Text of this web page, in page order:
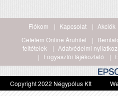
Fiókom Kapcsolat Akciók
Cetelem Online Áruhitel
feltételek
Adatvédelmi
Fogyasztói tájékoztató
Copyright 2022 Négypólus Kft